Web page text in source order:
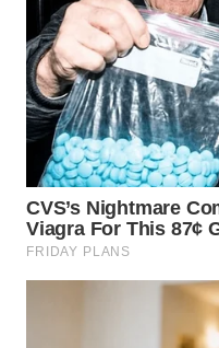
WN
NIAS
WN
LANGKAT
TAPANULI
SELATAN